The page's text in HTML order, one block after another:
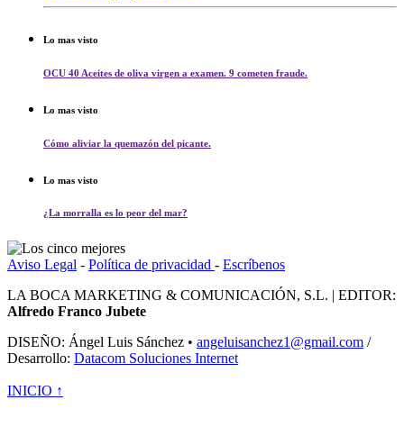
Lo mas visto
OCU 40 Aceites de oliva virgen a examen. 9 cometen fraude.
Lo mas visto
Cómo aliviar la quemazón del picante.
Lo mas visto
¿La morralla es lo peor del mar?
Aviso Legal - Política de privacidad - Escríbenos
LA BOCA MARKETING & COMUNICACIÓN, S.L. | EDITOR:
Alfredo Franco Jubete
DISEÑO: Ángel Luis Sánchez • angeluisanchez1@gmail.com /
Desarrollo: Datacom Soluciones Internet
INICIO ↑